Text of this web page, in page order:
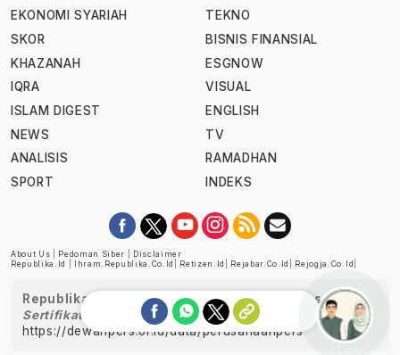
EKONOMI SYARIAH
SKOR
KHAZANAH
IQRA
ISLAM DIGEST
NEWS
ANALISIS
SPORT
TEKNO
BISNIS FINANSIAL
ESGNOW
VISUAL
ENGLISH
TV
RAMADHAN
INDEKS
About Us Pedoman Siber
Disclaimer
Republika.id
Ihram.republika.co.id Retizen.id Rejabar.co.id Rejogja.co.id
Republika telah diverifikasi oleh Dewan Pers
Sertifikat Nomor 1058/DP-Verifikasi/K/XII/2022
https://dewanpers.or.id/data/perusahaanpers